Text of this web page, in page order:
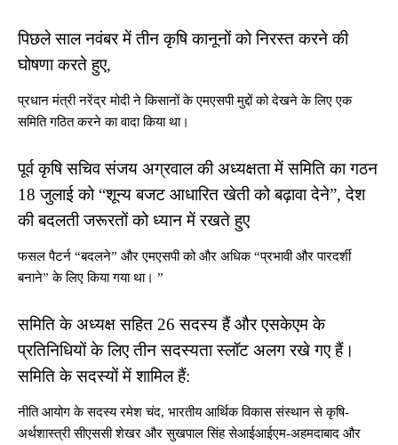
पिछले साल नवंबर में तीन कृषि कानूनों को निरस्त करने की
घोषणा करते हुए,
प्रधान मंत्री नरेंद्र मोदी ने किसानों के एमएसपी मुद्दों को देखने के लिए एक
समिति गठित करने का वादा किया था।
पूर्व कृषि सचिव संजय अग्रवाल की अध्यक्षता में समिति का गठन
18 जुलाई को “शून्य बजट आधारित खेती को बढ़ावा देने”, देश
की बदलती जरूरतों को ध्यान में रखते हुए
फसल पैटर्न “बदलने” और एमएसपी को और अधिक “प्रभावी और पारदर्शी
बनाने” के लिए किया गया था। ”
समिति के अध्यक्ष सहित 26 सदस्य हैं और एसकेएम के
प्रतिनिधियों के लिए तीन सदस्यता स्लॉट अलग रखे गए हैं।
समिति के सदस्यों में शामिल हैं:
नीति आयोग के सदस्य रमेश चंद, भारतीय आर्थिक विकास संस्थान से कृषि-
अर्थशास्त्री सीएससी शेखर और सुखपाल सिंह सेआईआईएम-अहमदाबाद और